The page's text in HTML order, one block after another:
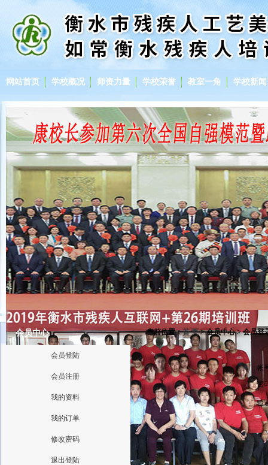
网站首页 学校概况 师资力量 学校荣誉 教室一角 学校新闻
会员中心
会员登陆
会员注册
我的资料
我的订单
修改密码
退出登陆
当前位置：首 页> 会员中心 > 会员登
帐
密
验